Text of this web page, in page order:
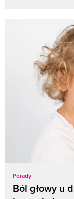
Porady
Ból głowy u